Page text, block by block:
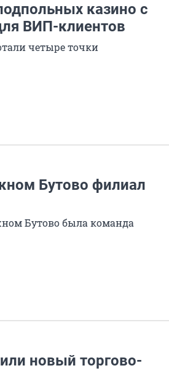
казино с
ВИП-клиентов
четыре точки
Бутово филиал
Бутово была команда
новый торгово-